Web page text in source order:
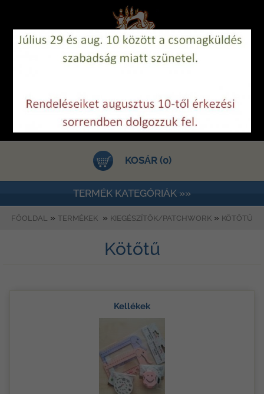
KOSÁR (0)
TERMÉK KATEGÓRIÁK »»
FŐOLDAL » TERMÉKEK » KIEGÉSZÍTŐK/PATCHWORK » KÖTŐTŰ
Kötőtű
Kellékek